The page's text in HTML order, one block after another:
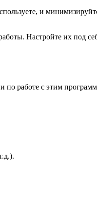
и
Настройте их под
по работе с этим